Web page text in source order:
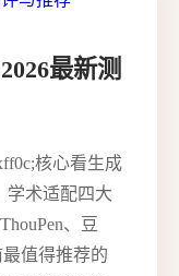
最新测
核心看生成
学术适配四大
、豆
最值得推荐的